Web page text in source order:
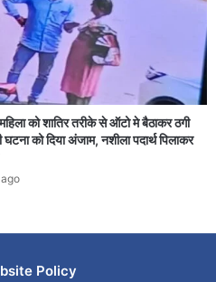
को शातिर तरीके से ऑटो मे बैठाकर ठगी
को दिया अंजाम, नशीला पदार्थ पिलाकर
Policy